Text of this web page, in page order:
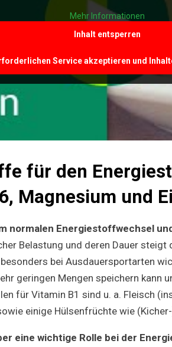
Mehr Informationen
Inhalt entsperren
Service akzeptieren und
für den
Magnesium und
normalen Energiestoffwechsel
Belastung und deren Dauer steigt
bei Ausdauersportarten
geringen Mengen speichern kann
für Vitamin B1 sind u. a. Fleisch
einige Hülsenfrüchte wie
eine wichtige Rolle bei der